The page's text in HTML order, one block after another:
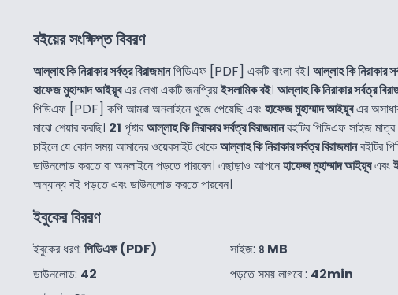
বইয়ের সংক্ষিপ্ত বিবরণ
আল্লাহ কি নিরাকার সর্বত্র বিরাজমানপিডিএফ [PDF] একটি বাংলা বই। আল্লাহ কি নিরাকার
হাফেজ মুহাম্মাদ আইয়ূবএর লেখা একটি জনপ্রিয়ইসলামিক বই। আল্লাহ কি নিরাকার সর্বত্র
পিডিএফ [PDF] কপি আমরা অনলাইনে খুজে পেয়েছি এবংহাফেজ মুহাম্মাদ আইয়ূবএর
মাঝে শেয়ার করছি। 21 পৃষ্টারআল্লাহ কি নিরাকার সর্বত্র বিরাজমানবইটির পিডিএফ সাইজ মাত্র
চাইলে যে কোন সময় আমাদের ওয়েবসাইট থেকেআল্লাহ কি নিরাকার সর্বত্র বিরাজমানবইটির
ডাউনলোড করতে বা অনলাইনে পড়তে পারবেন। এছাড়াও আপনেহাফেজ মুহাম্মাদ আইয়ূবএবং
অন্যান্য বই পড়তে এবং ডাউনলোড করতে পারবেন।
ইবুকের বিররণ
ইবুকের ধরণ: পিডিএফ (PDF)
ডাউনলোড: 42
সাইজ: ৪ MB
পড়তে সময় লাগবে : 42min